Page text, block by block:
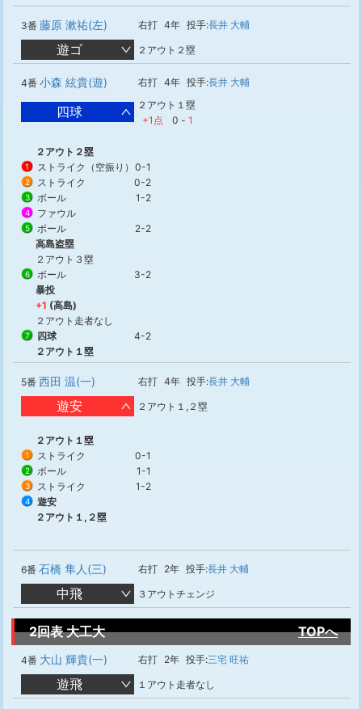
3番 藤原 漱祐(左) 右打 4年 投手:長井 大輔
遊ゴ ２アウト２塁
4番 小森 絃貴(遊) 右打 4年 投手:長井 大輔
四球
２アウト１塁
+1点
0 - 1
２アウト２塁
1 ストライク（空振り） 0-1
2 ストライク 0-2
3 ボール 1-2
4 ファウル
5 ボール
2-2
高島盗塁
２アウト３塁
6 ボール
3-2
暴投
+1 (高島)
２アウト走者なし
7 四球
4-2
２アウト１塁
5番 西田 温(一) 右打 4年 投手:長井 大輔
遊安 ２アウト１,２塁
２アウト１塁
1 ストライク 0-1
2 ボール 1-1
3 ストライク 1-2
4
遊安
２アウト１,２塁
6番 石橋 隼人(三) 右打 2年 投手:長井 大輔
中飛 ３アウトチェンジ
2回表 大工大 TOPへ
4番 大山 輝貴(一) 右打 2年 投手:三宅 旺祐
遊飛 １アウト走者なし